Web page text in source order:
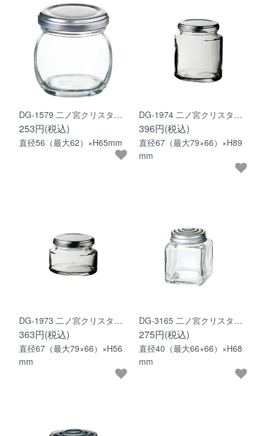
DG-1579 二ノ宮クリスタ…
253円(税込)
直径56（最大62）×H65mm
DG-1974 二ノ宮クリスタ…
396円(税込)
直径67（最大79×66）×H89
mm
DG-1973 二ノ宮クリスタ…
363円(税込)
直径67（最大79×66）×H56
mm
DG-3165 二ノ宮クリスタ…
275円(税込)
直径40（最大66×66）×H68
mm